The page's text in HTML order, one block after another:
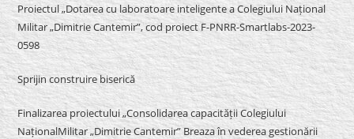
Proiectul „Dotarea cu laboratoare inteligente a Colegiului Național
Militar „Dimitrie Cantemir”, cod proiect F-PNRR-Smartlabs-2023-
0598
Sprijin construire biserică
Finalizarea proiectului „Consolidarea capacității Colegiului
NaționalMilitar „Dimitrie Cantemir” Breaza în vederea gestionării